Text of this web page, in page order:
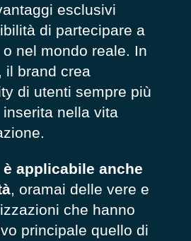
esclusivi
di partecipare a
nel mondo reale. In
il brand crea
di utenti sempre più
nella vita
applicabile anche
, oramai delle vere e
che hanno
principale quello di